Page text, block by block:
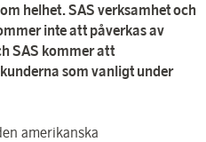
helhet. SAS verksamhet och
inte att påverkas av
SAS kommer att
som vanligt under
amerikanska